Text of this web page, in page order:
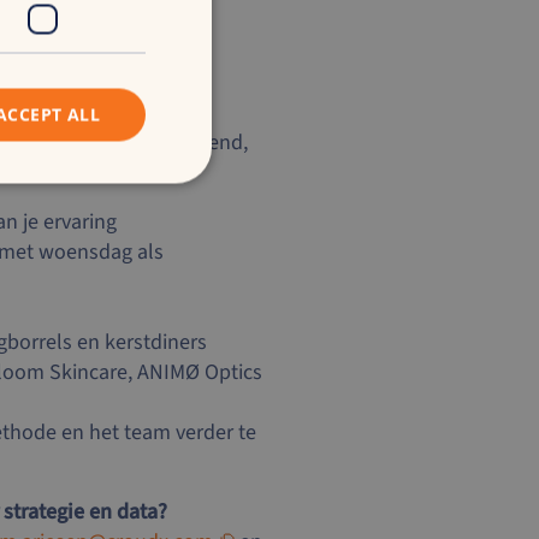
leveren aan een groeiend,
je ervaring
woensdag als
en kerstdiners
Skincare, ANIMØ Optics
en het team verder te
en data?
ALL